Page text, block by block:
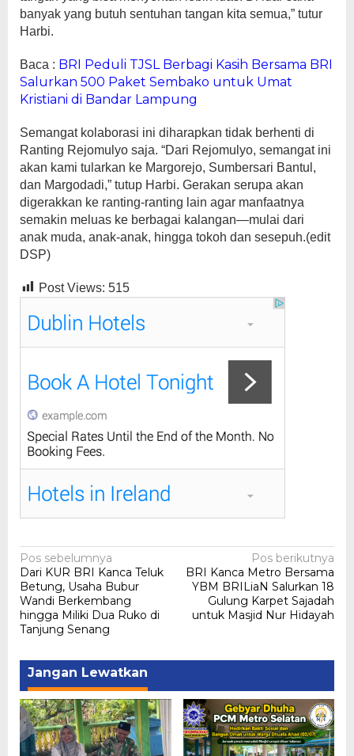
banyak yang butuh sentuhan tangan kita semua,” tutur
Harbi.
Baca : BRI Peduli TJSL Berbagi Kasih Bersama BRI
Salurkan 500 Paket Sembako untuk Umat
Kristiani di Bandar Lampung
Semangat kolaborasi ini diharapkan tidak berhenti di
Ranting Rejomulyo saja. “Dari Rejomulyo, semangat ini
akan kami tularkan ke Margorejo, Sumbersari Bantul,
dan Margodadi,” tutup Harbi. Gerakan serupa akan
digerakkan ke ranting-ranting lain agar manfaatnya
semakin meluas ke berbagai kalangan—mulai dari
anak muda, anak-anak, hingga tokoh dan sesepuh.(edit
DSP)
Post Views: 515
Navigasi
pos
Pos sebelumnya
Dari KUR BRI Kanca Teluk
Betung, Usaha Bubur
Wandi Berkembang
hingga Miliki Dua Ruko di
Tanjung Senang
Pos berikutnya
BRI Kanca Metro Bersama
YBM BRILiaN Salurkan 18
Gulung Karpet Sajadah
untuk Masjid Nur Hidayah
Jangan Lewatkan